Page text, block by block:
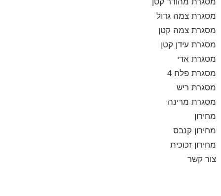
מסגרת צמה גדול
מסגרת צמה קטן
מסגרת עידן קטן
מסגרת אדי
מסגרת פלח 4
מסגרת ריש
מסגרת מרינה
מחירון
מחירון קנבס
מחירון זכוכית
צור קשר